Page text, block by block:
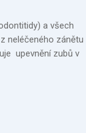
a všech
neléčeného zánětu
upevnění zubů v